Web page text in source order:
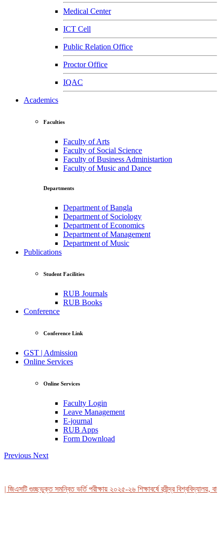
Medical Center
ICT Cell
Public Relation Office
Proctor Office
IQAC
Academics
Faculties
Faculty of Arts
Faculty of Social Science
Faculty of Business Administartion
Faculty of Music and Dance
Departments
Department of Bangla
Department of Sociology
Department of Economics
Department of Management
Department of Music
Publications
Student Facilities
RUB Journals
RUB Books
Conference
Conference Link
GST | Admission
Online Services
Online Services
Faculty Login
Leave Management
E-journal
RUB Apps
Form Download
Previous Next
গুচ্ছভুক্ত সমন্বিত ভর্তি পরীক্ষায় ২০২৫-২৬ শিক্ষাবর্ষে রবীন্দ্র বিশ্ববিদ্যালয়,